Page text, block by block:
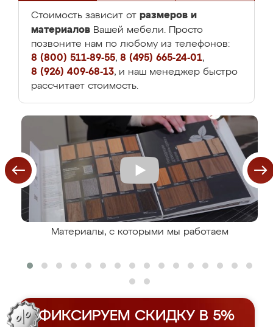
Стоимость зависит от размеров и
материалов Вашей мебели. Просто
позвоните нам по любому из телефонов:
8 (800) 511-89-55, 8 (495) 665-24-01,
8 (926) 409-68-13, и наш менеджер быстро
рассчитает стоимость.
Материалы, с которыми мы работаем
ФИКСИРУЕМ СКИДКУ В 5%